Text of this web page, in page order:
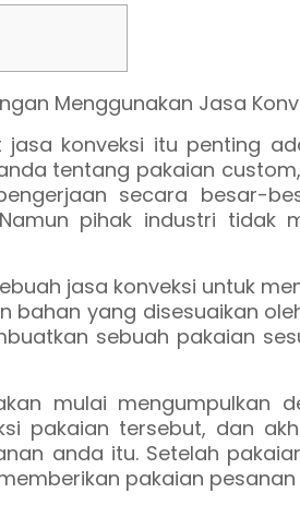
konveksi itu penting
tentang pakaian
secara besar-
pihak industri tidak
jasa konveksi untuk
bahan yang disesuaikan
sebuah pakaian
mulai mengumpulkan
pakaian tersebut, dan
anda itu. Setelah
pakaian